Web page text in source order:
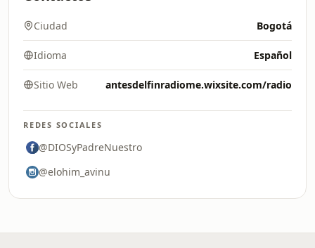
Ciudad Bogotá
Idioma Español
Sitio Web antesdelfinradiome.wixsite.com/radio
REDES SOCIALES
@DIOSyPadreNuestro
@elohim_avinu